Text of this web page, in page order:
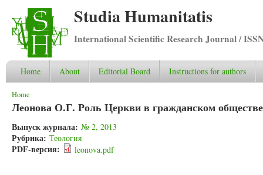
Studia Humanitatis
International Scientific Research Journal /
Home About Editorial Board Instructions for authors
You are here
Home
Леонова О.Г. Роль Церкви в гражданском обществе
Выпуск журнала: № 2, 2013
Рубрика: Теология
PDF-версия: leonova.pdf